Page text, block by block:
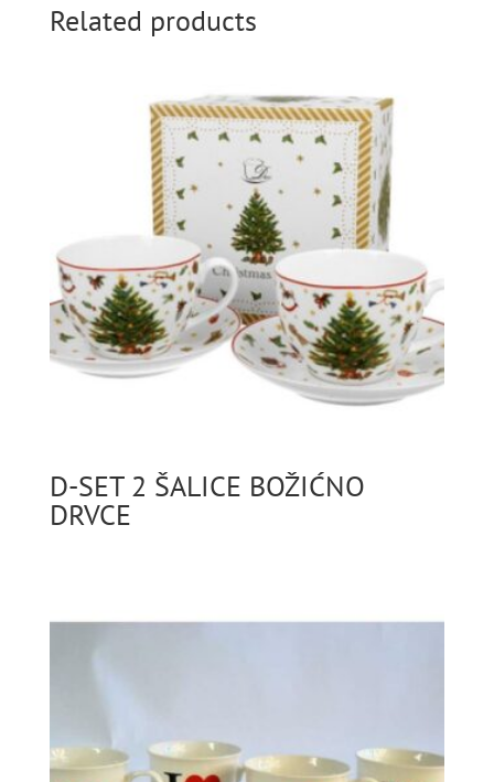
Related products
D-SET 2 ŠALICE BOŽIĆNO
DRVCE